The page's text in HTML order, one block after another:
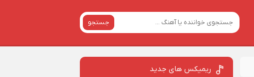
جستجو
ریمیکس‌ های جدید